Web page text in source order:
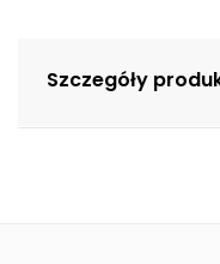
Szczegóły